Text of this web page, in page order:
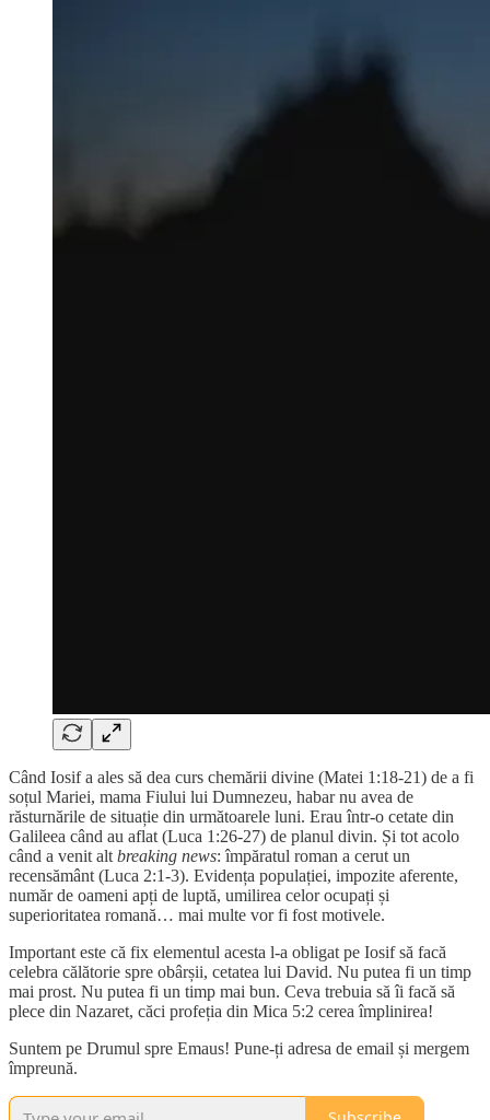
Când Iosif a ales să dea curs chemării divine (Matei 1:18-21) de a fi
soțul Mariei, mama Fiului lui Dumnezeu, habar nu avea de
răsturnările de situație din următoarele luni. Erau într-o cetate din
Galileea când au aflat (Luca 1:26-27) de planul divin. Și tot acolo
când a venit alt breaking news: împăratul roman a cerut un
recensământ (Luca 2:1-3). Evidența populației, impozite aferente,
număr de oameni apți de luptă, umilirea celor ocupați și
superioritatea romană… mai multe vor fi fost motivele.
Important este că fix elementul acesta l-a obligat pe Iosif să facă
celebra călătorie spre obârșii, cetatea lui David. Nu putea fi un timp
mai prost. Nu putea fi un timp mai bun. Ceva trebuia să îi facă să
plece din Nazaret, căci profeția din Mica 5:2 cerea împlinirea!
Suntem pe Drumul spre Emaus! Pune-ți adresa de email și mergem
împreună.